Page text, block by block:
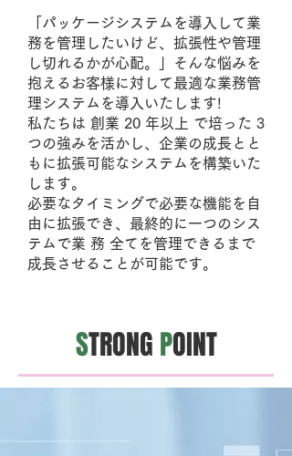
「パッケージシステムを導入して業
務を管理したいけど、拡張性や管理
し切れるかが心配。」そんな悩みを
抱えるお客様に対して最適な業務管
理システムを導入いたします!
私たちは 創業 20 年以上 で培った 3
つの強みを活かし、企業の成長とと
もに拡張可能なシステムを構築いた
します。
必要なタイミングで必要な機能を自
由に拡張でき、最終的に一つのシス
テムで業 務 全てを管理できるまで
成長させることが可能です。
STRONG POINT